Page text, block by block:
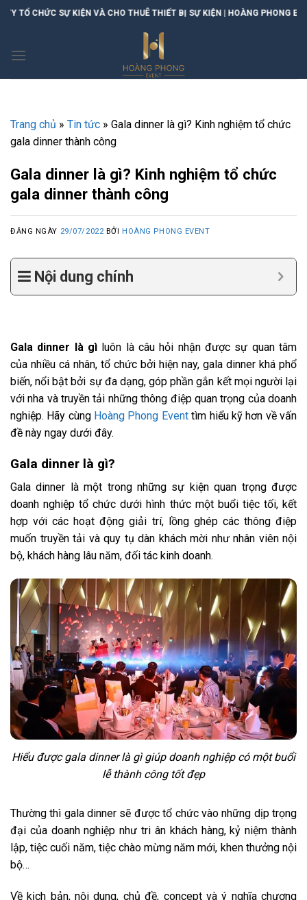
Skip
SỰ KIỆN VÀ CHO THUÊ THIẾT BỊ SỰ KIỆN | HOÀNG PHONG EVENT
Trang chủ » Tin tức » Gala dinner là gì? Kinh nghiệm tổ chức
gala dinner thành công
Gala dinner là gì? Kinh nghiệm tổ chức
gala dinner thành công
ĐĂNG NGÀY 29/07/2022BỞI HOÀNG PHONG EVENT
Nội dung chính
Gala dinner là gì luôn là câu hỏi nhận được sự quan tâm
của nhiều cá nhân, tổ chức bởi hiện nay, gala dinner khá phổ
biến, nổi bật bởi sự đa dạng, góp phần gắn kết mọi người lại
với nha và truyền tải những thông điệp quan trọng của doanh
nghiệp. Hãy cùng Hoàng Phong Eventtìm hiểu kỹ hơn về vấn
đề này ngay dưới đây.
Gala dinner là gì?
Gala dinner là một trong những sự kiện quan trọng được
doanh nghiệp tổ chức dưới hình thức một buổi tiệc tối, kết
hợp với các hoạt động giải trí, lồng ghép các thông điệp
muốn truyền tải và quy tụ dàn khách mời như nhân viên nội
bộ, khách hàng lâu năm, đối tác kinh doanh.
Hiểu được gala dinner là gì giúp doanh nghiệp có một buổi
lễ thành công tốt đẹp
Thường thì gala dinner sẽ được tổ chức vào những dịp trọng
đại của doanh nghiệp như tri ân khách hàng, kỷ niệm thành
lập, tiệc cuối năm, tiệc chào mừng năm mới, khen thưởng nội
bộ…
Về kịch bản, nội dung, chủ đề, concept và ý nghĩa chương